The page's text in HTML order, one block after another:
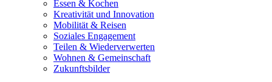
Essen & Kochen
Kreativität und Innovation
Mobilität & Reisen
Soziales Engagement
Teilen & Wiederverwerten
Wohnen & Gemeinschaft
Zukunftsbilder